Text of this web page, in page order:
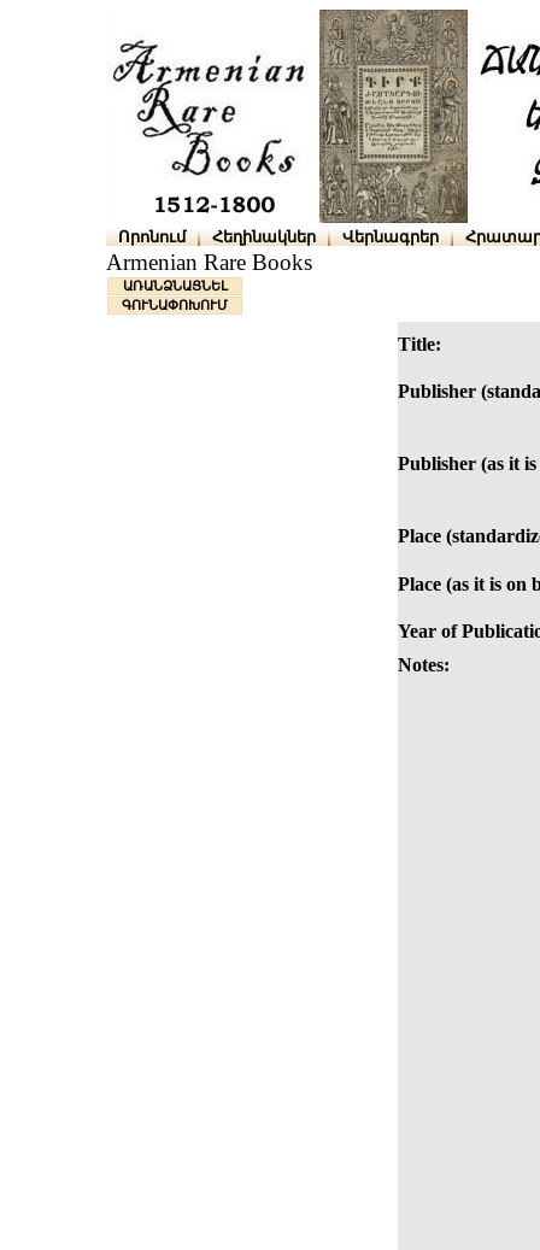
Որոնում Հեղինակներ Վերնագրեր
Armenian Rare Books
ԱՌԱՆՁՆԱՑՆԵԼ
ԳՈՒՆԱՓՈԽՈՒՄ
Title:
Publisher
Publisher (as it
Place
Place (as it is on
Year of
Notes: